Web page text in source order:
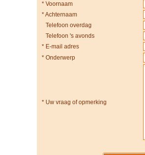
* Voornaam
*Achternaam
Telefoon overdag
Telefoon 's avonds
* E-mail adres
* Onderwerp
* Uw vraag of opmerking